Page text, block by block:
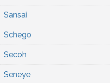
Sansai
Schego
Secoh
Seneye